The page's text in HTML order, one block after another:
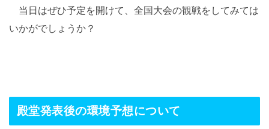
当日はぜひ予定を開けて、全国大会の観戦をしてみては
いかがでしょうか？
殿堂発表後の環境予想について